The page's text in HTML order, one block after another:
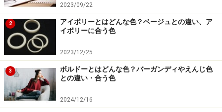
ても地味にならず、ソフトなグラデーション配色が得
意。ラフなスタイル、ワイルドなテイストはだらしなく
見えるので、くずしすぎず、どこか優雅できちんとした
印象を醸し出すスタイルがおすすめです。
■ビジネススタイル
2023/09/22
2
アイボリーとはどんな色？ベージュとの違い、ア
イボリーに合う色
2023/12/25
3
ボルドーとはどんな色？バーガンディやえんじ色
との違い・合う色
2024/12/16